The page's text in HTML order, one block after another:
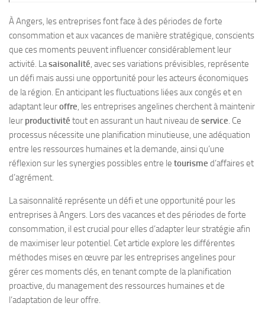
À Angers, les entreprises font face à des périodes de forte
consommation et aux vacances de manière stratégique, conscients
que ces moments peuvent influencer considérablement leur
activité. Lasaisonalité, avec ses variations prévisibles, représente
un défi mais aussi une opportunité pour les acteurs économiques
de la région. En anticipant les fluctuations liées aux congés et en
adaptant leuroffre, les entreprises angelines cherchent à maintenir
leur productivité tout en assurant un haut niveau de service. Ce
processus nécessite une planification minutieuse, une adéquation
entre les ressources humaines et la demande, ainsi qu’une
réflexion sur les synergies possibles entre le tourisme d’affaires et
d’agrément.
La saisonnalité représente un défi et une opportunité pour les
entreprises à Angers. Lors des vacances et des périodes de forte
consommation, il est crucial pour elles d’adapter leur stratégie afin
de maximiser leur potentiel. Cet article explore les différentes
méthodes mises en œuvre par les entreprises angelines pour
gérer ces moments clés, en tenant compte de la planification
proactive, du management des ressources humaines et de
l’adaptation de leur offre.